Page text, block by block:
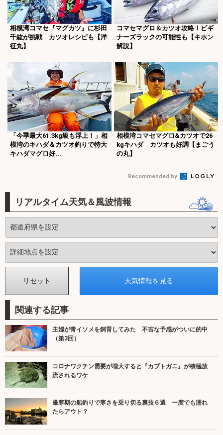
相模湾コマセ『マグカツ』に杉田
千紘が挑戦 カツオレシピも【洋
征丸】
コマセマグロ＆カツオ攻略！ビギ
ナーズラックの可能性も【キホン
解説】
「今季最大61.3kg級も浮上！」相
模湾のキハダ＆カツオ釣りで特大
キハダマグロ好...
相模湾コマセマグロ&カツオで26
kgキハダ カツオも好調【まごう
の丸】
Recommended by
リアルタイム天気＆風波情報
関連する記事
主婦が青イソメを飼育してみた 不吉な予感がついに的中
（第3回）
コロナワクチン需要が増大すると『カブトガニ』が積極放
流されるワケ
厳寒期の船釣りで寒さを乗り切る裏技６選 一度でも濡れ
たらアウト？